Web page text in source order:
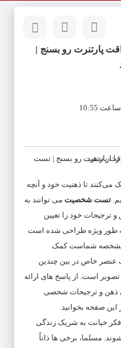
پارتنرت رو بسنج |
می‌کنند تا ذهنیت خود و آنچه
تست شخصیت می توانند به
ترجیحات خود را تعیین
طور ویژه طراحی شده است
مشخصه شماست کمک
عنصر خاص در بین چندین
است. از پاسخ های ارائه
ذهن و ترجیحات شخصی
این صفحه بخوانید.
فکر خیانت به شریک زندگی
مسلما، برخی­ ها ذاتاً